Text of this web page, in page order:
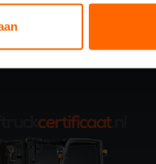
risico voor zowel